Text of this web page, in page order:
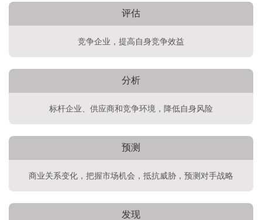
评估
竞争企业，提高自身竞争效益
分析
标杆企业、供应商和竞争环境，降低自身风险
预测
商业关系变化，把握市场机会，抵抗威胁，预测对手战略
发现